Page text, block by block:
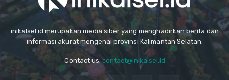
inikalsel.id merupakan media siber yang menghadirkan berita dan
informasi akurat mengenai provinsi Kalimantan Selatan.
Contact us:contact@inikalsel.id